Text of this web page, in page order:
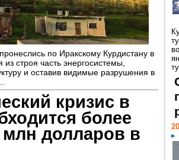
по Иракскому Курдистану в
строя часть энергосистемы,
и оставив видимые разрушения в
кризис в
более
долларов в